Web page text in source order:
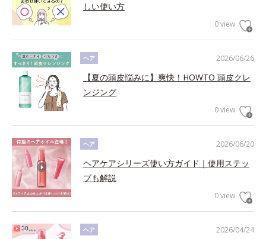
しい使い方
0 view
2026/06/26
ヘア
【夏の頭皮悩みに】爽快！HOWTO 頭皮クレ
ンジング
0 view
2026/06/20
ヘア
ヘアケアシリーズ使い方ガイド｜使用ステッ
プも解説
0 view
2026/04/24
ヘア